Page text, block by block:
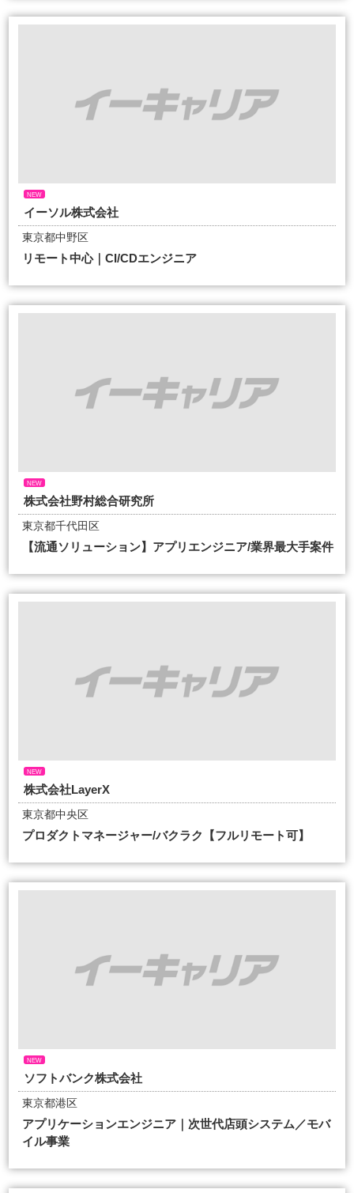
NEW
イーソル株式会社
東京都中野区
リモート中心｜CI/CDエンジニア
NEW
株式会社野村総合研究所
東京都千代田区
【流通ソリューション】アプリエンジニア/業界最大手案件
NEW
株式会社LayerX
東京都中央区
プロダクトマネージャー/バクラク【フルリモート可】
NEW
ソフトバンク株式会社
東京都港区
アプリケーションエンジニア｜次世代店頭システム／モバ
イル事業